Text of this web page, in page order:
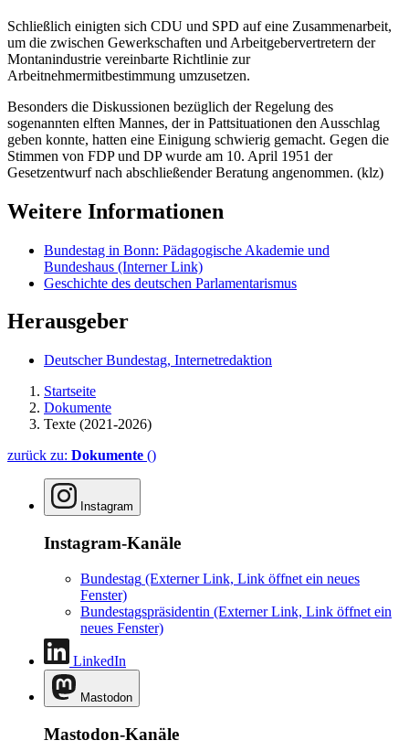
Schließlich einigten sich CDU und SPD auf eine Zusammenarbeit,
um die zwischen Gewerkschaften und Arbeitgebervertretern der
Montanindustrie vereinbarte Richtlinie zur
Arbeitnehmermitbestimmung umzusetzen.
Besonders die Diskussionen bezüglich der Regelung des
sogenannten elften Mannes, der in Pattsituationen den Ausschlag
geben konnte, hatten eine Einigung schwierig gemacht. Gegen die
Stimmen von FDP und DP wurde am 10. April 1951 der
Gesetzentwurf nach abschließender Beratung angenommen. (klz)
Weitere Informationen
Bundestag in Bonn: Pädagogische Akademie und
Bundeshaus (Interner Link)
Geschichte des deutschen Parlamentarismus
Herausgeber
Deutscher Bundestag, Internetredaktion
Startseite
Dokumente
Texte (2021-2026)
zurück zu: Dokumente ()
Instagram
Instagram-Kanäle
Bundestag (Externer Link, Link öffnet ein neues
Fenster)
Bundestagspräsidentin (Externer Link, Link öffnet ein
neues Fenster)
LinkedIn
Mastodon
Mastodon-Kanäle